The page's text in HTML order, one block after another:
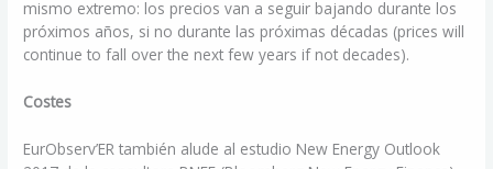
mismo extremo: los precios van a seguir bajando durante los
próximos años, si no durante las próximas décadas (prices will
continue to fall over the next few years if not decades).
Costes
EurObserv’ER también alude al estudio New Energy Outlook